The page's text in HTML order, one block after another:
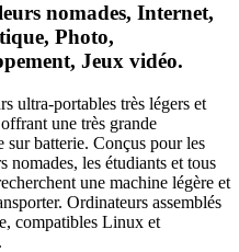
nomades, Internet,
Photo,
Jeux vidéo.
ultra-portables très légers et
une très grande
sur batterie. Conçus pour les
nomades, les étudiants et tous
une machine légère et
Ordinateurs assemblés
compatibles Linux et